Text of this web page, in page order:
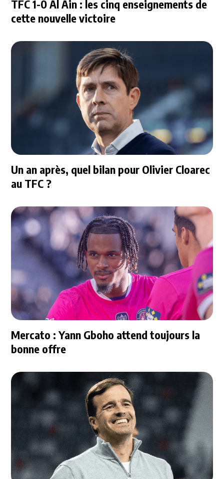
TFC 1-0 Al Ain : les cinq enseignements de
cette nouvelle victoire
Un an après, quel bilan pour Olivier Cloarec
au TFC ?
Mercato : Yann Gboho attend toujours la
bonne offre